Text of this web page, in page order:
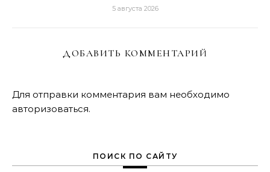
5 августа 2026
ДОБАВИТЬ КОММЕНТАРИЙ
Для отправки комментария вам необходимо
авторизоваться.
ПОИСК ПО САЙТУ